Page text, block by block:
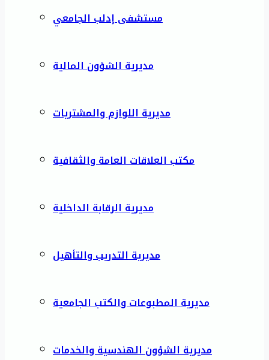
مستشفى إدلب الجامعي
مديرية الشؤون المالية
مديرية اللوازم والمشتريات
مكتب العلاقات العامة والثقافية
مديرية الرقابة الداخلية
مديرية التدريب والتأهيل
مديرية المطبوعات والكتب الجامعية
مديرية الشؤون الهندسية والخدمات